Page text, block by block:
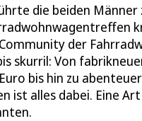
die beiden Männer
der
skurril: Von
bis hin zu
ist alles dabei. Eine